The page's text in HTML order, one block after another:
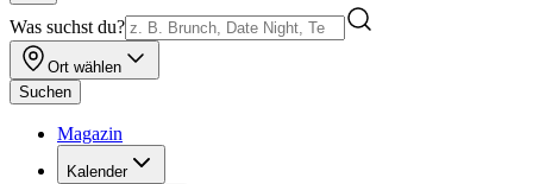
Was suchst du?
Ort wählen
Suchen
Magazin
Kalender